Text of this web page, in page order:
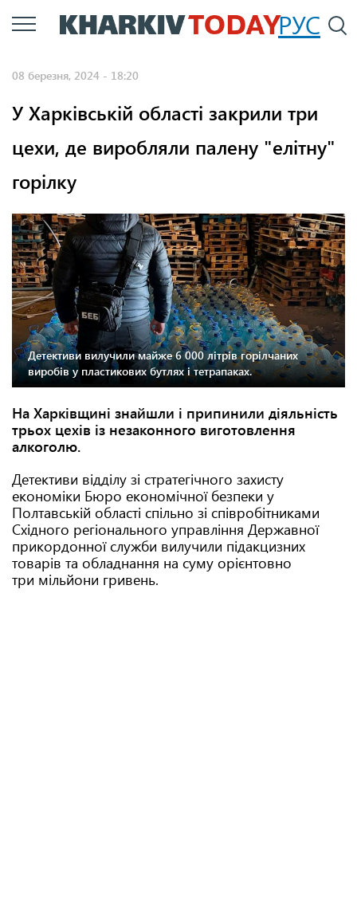
Перейти
до
РУС
08 березня, 2024 - 18:20
У Харківській області закрили три
цехи, де виробляли палену "елітну"
горілку
Детективи вилучили майже 6 000 літрів горілчаних
виробів у пластикових бутлях і тетрапаках.
На Харківщині знайшли і припинили діяльність
трьох цехів із незаконного виготовлення
алкоголю.
Детективи відділу зі стратегічного захисту
економіки Бюро економічної безпеки у
Полтавській області спільно зі співробітниками
Східного регіонального управління Державної
прикордонної служби вилучили підакцизних
товарів та обладнання на суму орієнтовно
три мільйони гривень.